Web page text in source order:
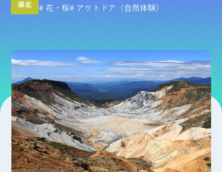
# 花・桜# アウトドア（自然体験）